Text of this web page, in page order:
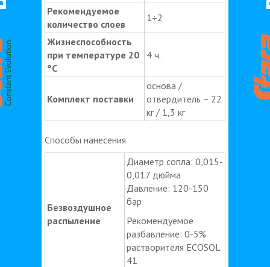
Рекомендуемое
количество слоев
1÷2
Жизнеспособность
при температуре 20
°C
4 ч.
Комплект поставки
основа /
отвердитель – 22
кг / 1,3 кг
Способы нанесения
Безвоздушное
распыление
Диаметр сопла: 0,015-
0,017 дюйма
Давление: 120-150
бар
Рекомендуемое
разбавление: 0-5%
растворителя ECOSOL
41